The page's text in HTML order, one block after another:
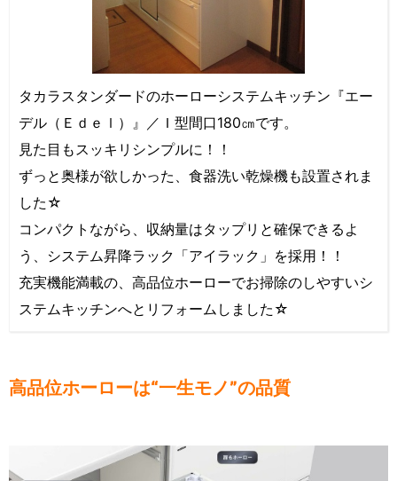
タカラスタンダードのホーローシステムキッチン『エー
デル（Ｅｄｅｌ）』／Ｉ型間口180㎝です。
見た目もスッキリシンプルに！！
ずっと奥様が欲しかった、食器洗い乾燥機も設置されま
した☆
コンパクトながら、収納量はタップリと確保できるよ
う、システム昇降ラック「アイラック」を採用！！
充実機能満載の、高品位ホーローでお掃除のしやすいシ
ステムキッチンへとリフォームしました☆
高品位ホーローは“一生モノ”の品質